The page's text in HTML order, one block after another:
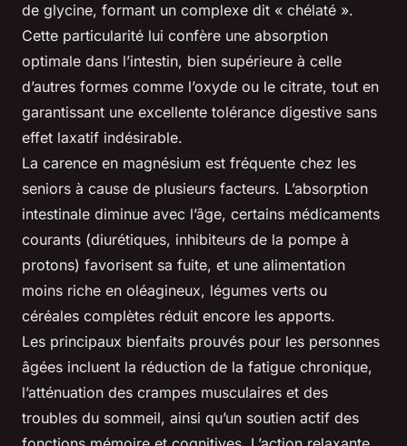
de glycine, formant un complexe dit « chélaté ».
Cette particularité lui confère une absorption
optimale dans l’intestin, bien supérieure à celle
d’autres formes comme l’oxyde ou le citrate, tout en
garantissant une excellente tolérance digestive sans
effet laxatif indésirable.
La carence en magnésium est fréquente chez les
seniors à cause de plusieurs facteurs. L’absorption
intestinale diminue avec l’âge, certains médicaments
courants (diurétiques, inhibiteurs de la pompe à
protons) favorisent sa fuite, et une alimentation
moins riche en oléagineux, légumes verts ou
céréales complètes réduit encore les apports.
Les principaux bienfaits prouvés pour les personnes
âgées incluent la réduction de la fatigue chronique,
l’atténuation des crampes musculaires et des
troubles du sommeil, ainsi qu’un soutien actif des